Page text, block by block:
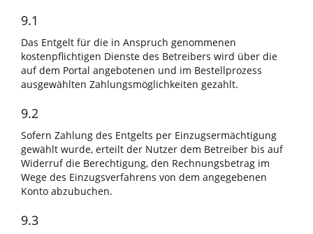
9.1
Das Entgelt für die in Anspruch genommenen
kostenpflichtigen Dienste des Betreibers wird über die
auf dem Portal angebotenen und im Bestellprozess
ausgewählten Zahlungsmöglichkeiten gezahlt.
9.2
Sofern Zahlung des Entgelts per Einzugsermächtigung
gewählt wurde, erteilt der Nutzer dem Betreiber bis auf
Widerruf die Berechtigung, den Rechnungsbetrag im
Wege des Einzugsverfahrens von dem angegebenen
Konto abzubuchen.
9.3